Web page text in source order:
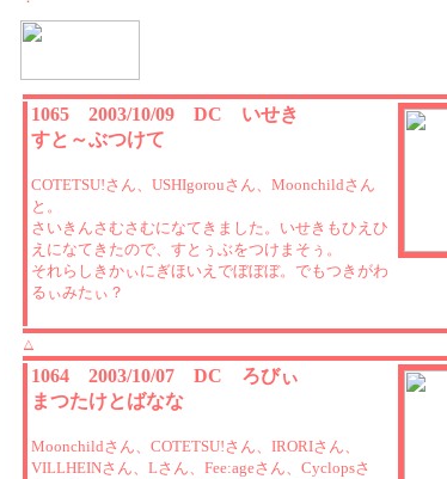
1065 2003/10/09 DC いせき
すと～ぶつけて
COTETSU!さん、USHIgorouさん、Moonchildさん
と。
さいきんさむさむになてきました。いせきもひえひ
えになてきたので、すとぅぶをつけまそぅ。
それらしきかぃにぎほいえでぼぼぼ。でもつきがわ
るぃみたぃ？
△
1064 2003/10/07 DC ろびぃ
まつたけとばなな
Moonchildさん、COTETSU!さん、IRORIさん、
VILLHEINさん、Lさん、Fee:ageさん、Cyclopsさ